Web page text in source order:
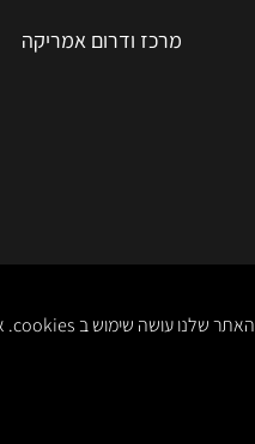
מרכז ודרום אמריקה
האתר שלנו עושה שימוש ב cookies. אפשר לקרוא על זה ולקבל מידע מפורט ב- תקנון אתר ומדיניות פרטיות. לאישור הקליקו